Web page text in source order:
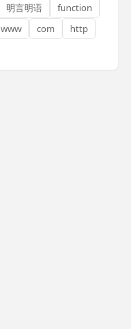
明言明语
function
www com
http